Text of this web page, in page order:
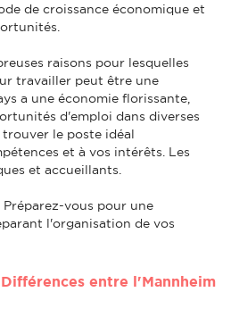
de croissance économique et
raisons pour lesquelles
travailler peut être une
a une économie florissante,
d'emploi dans diverses
le poste idéal
et à vos intérêts. Les
et accueillants.
vous pour une
l'organisation de vos
entre l'Mannheim